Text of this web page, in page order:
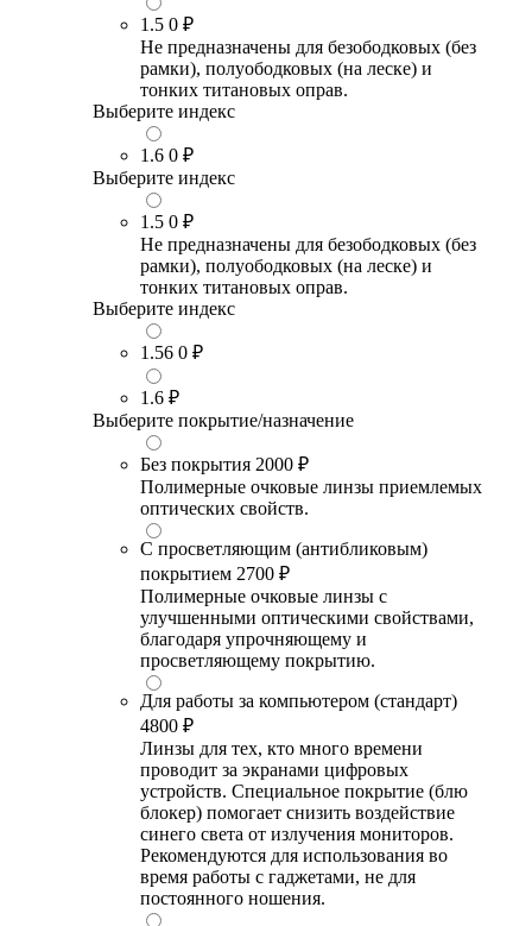
1.5 0 ₽
Не предназначены для безободковых (без
рамки), полуободковых (на леске) и
тонких титановых оправ.
Выберите индекс
1.6 0 ₽
Выберите индекс
1.5 0 ₽
Не предназначены для безободковых (без
рамки), полуободковых (на леске) и
тонких титановых оправ.
Выберите индекс
1.56 0 ₽
1.6 ₽
Выберите покрытие/назначение
Без покрытия 2000 ₽
Полимерные очковые линзы приемлемых
оптических свойств.
С просветляющим (антибликовым)
покрытием 2700 ₽
Полимерные очковые линзы с
улучшенными оптическими свойствами,
благодаря упрочняющему и
просветляющему покрытию.
Для работы за компьютером (стандарт)
4800 ₽
Линзы для тех, кто много времени
проводит за экранами цифровых
устройств. Специальное покрытие (блю
блокер) помогает снизить воздействие
синего света от излучения мониторов.
Рекомендуются для использования во
время работы с гаджетами, не для
постоянного ношения.